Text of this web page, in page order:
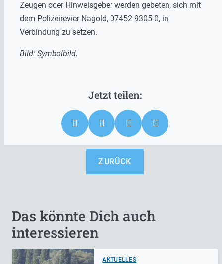
Zeugen oder Hinweisgeber werden gebeten, sich mit
dem Polizeirevier Nagold, 07452 9305-0, in
Verbindung zu setzen.
Bild: Symbolbild.
ZURÜCK
Das könnte Dich auch
interessieren
AKTUELLES